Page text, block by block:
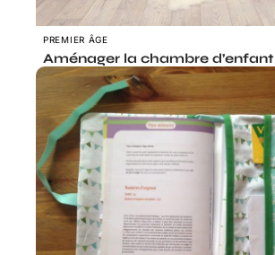
PREMIER ÂGE
Aménager la chambre d’enfant